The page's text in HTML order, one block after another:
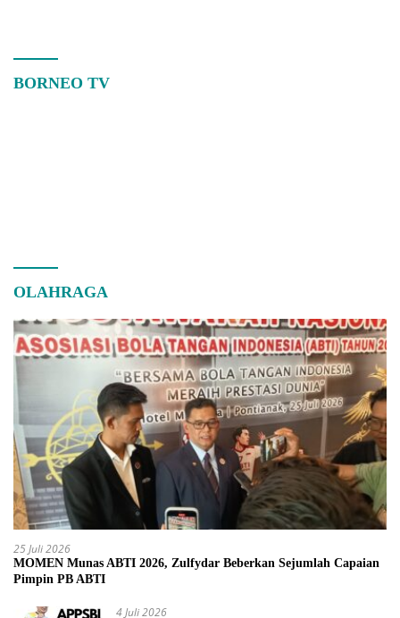
BORNEO TV
OLAHRAGA
25 Juli 2026
MOMEN Munas ABTI 2026, Zulfydar Beberkan Sejumlah Capaian
Pimpin PB ABTI
4 Juli 2026